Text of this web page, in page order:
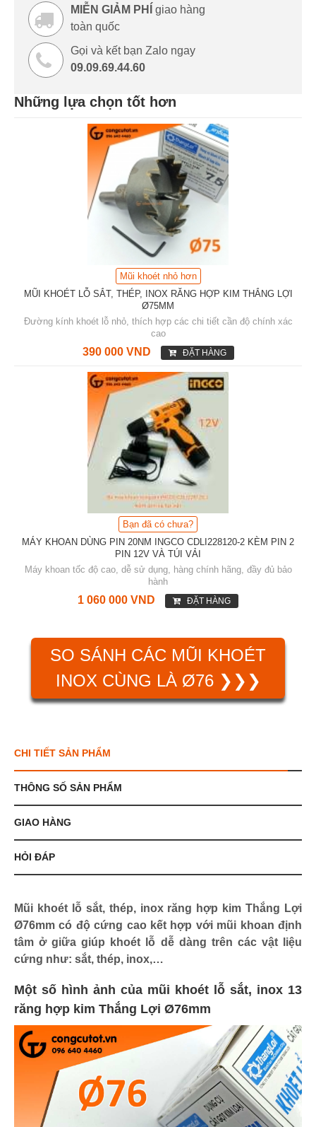
MIỄN GIẢM PHÍ
giao hàng
toàn quốc
Gọi và kết bạn Zalo ngay
09.09.69.44.60
Những lựa chọn tốt hơn
Mũi khoét nhỏ hơn
MŨI KHOÉT LỖ SẮT, THÉP, INOX RĂNG HỢP KIM THẮNG LỢI
Ø75MM
Đường kính khoét lỗ nhỏ, thích hợp các chi tiết cần độ chính xác
cao
390 000 VND ĐẶT HÀNG
Bạn đã có chưa?
MÁY KHOAN DÙNG PIN 20NM INGCO CDLI228120-2 KÈM PIN 2
PIN 12V VÀ TÚI VẢI
Máy khoan tốc độ cao, dễ sử dụng, hàng chính hãng, đầy đủ bảo
hành
1 060 000 VND ĐẶT HÀNG
SO SÁNH CÁC MŨI KHOÉT
INOX CÙNG LÀ Ø76 ❯❯❯
CHI TIẾT SẢN PHẨM
THÔNG SỐ SẢN PHẨM
GIAO HÀNG
HỎI ĐÁP
Mũi khoét lỗ sắt, thép, inox răng hợp kim Thắng Lợi
Ø76mm có độ cứng cao kết hợp với mũi khoan định
tâm ở giữa giúp khoét lỗ dễ dàng trên các vật liệu
cứng như: sắt, thép, inox,…
Một số hình ảnh của mũi khoét lỗ sắt, inox 13
răng hợp kim Thắng Lợi Ø76mm